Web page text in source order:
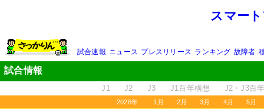
スマー
試合速報 ニュース プレスリリース ランキング 故障者
試合情報
J1 J2 J3 J1百年構想 J2・J3百
2026年 1月 2月 3月 4月 5月